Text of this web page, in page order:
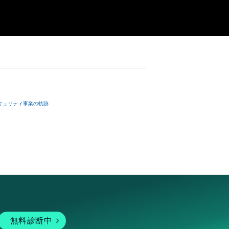
ュリティ事業の軌跡
無料診断中